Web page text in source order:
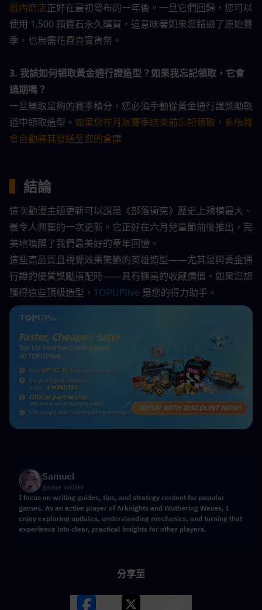
戲內商店正好在最初發布的一年後。一旦它們回歸，您可以
使用 1,500 顆寶石永久購買，這意味著如果您錯過了原始賽
季，也無需花費真實貨幣。
3. 我該如何領取黃金通行證造型？如果我忘記領取，它會
過期嗎？
一旦賺取足夠的賽季積分，您必須手動從黃金通行證獎勵軌
道中領取造型。 如果您在月底賽季結束前忘記領取，系統將
會自動將其發送至您的倉庫
結論
這次動漫主題更新可以說是《部落衝突》歷史上規模最大、
最令人興奮的一次更新。它正好在六月兒童節前後推出，完
美地喚醒了我們最美好的童年回憶。
這些高品質且視覺效果驚艷的英雄造型——尤其是與黃金通
行證的優質獎勵搭配時——具有極高的收藏價值。如果您想
獲得這些頂級造型， TOPUPlive 是您的得力助手。
Samuel
game writer
I focus on writing guides, tips, and strategy content for popular
games. As an active player of Arknights and Wuthering Waves, I
enjoy exploring updates, understanding mechanics, and turning that
experience into clear, practical insights for other players.
分享至